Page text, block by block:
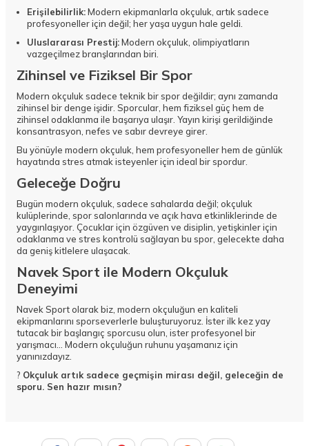
Erişilebilirlik:Modern ekipmanlarla okçuluk, artık sadece
profesyoneller için değil; her yaşa uygun hale geldi.
Uluslararası Prestij:Modern okçuluk, olimpiyatların
vazgeçilmez branşlarından biri.
Zihinsel ve Fiziksel Bir Spor
Modern okçuluk sadece teknik bir spor değildir; aynı zamanda
zihinsel bir denge işidir. Sporcular, hem fiziksel güç hem de
zihinsel odaklanma ile başarıya ulaşır. Yayın kirişi gerildiğinde
konsantrasyon, nefes ve sabır devreye girer.
Bu yönüyle modern okçuluk, hem profesyoneller hem de günlük
hayatında stres atmak isteyenler için ideal bir spordur.
Geleceğe Doğru
Bugün modern okçuluk, sadece sahalarda değil; okçuluk
kulüplerinde, spor salonlarında ve açık hava etkinliklerinde de
yaygınlaşıyor. Çocuklar için özgüven ve disiplin, yetişkinler için
odaklanma ve stres kontrolü sağlayan bu spor, gelecekte daha
da geniş kitlelere ulaşacak.
Navek Sport ile Modern Okçuluk
Deneyimi
Navek Sport olarak biz, modern okçuluğun en kaliteli
ekipmanlarını sporseverlerle buluşturuyoruz. İster ilk kez yay
tutacak bir başlangıç sporcusu olun, ister profesyonel bir
yarışmacı… Modern okçuluğun ruhunu yaşamanız için
yanınızdayız.
? Okçuluk artık sadece geçmişin mirası değil, geleceğin de
sporu. Sen hazır mısın?